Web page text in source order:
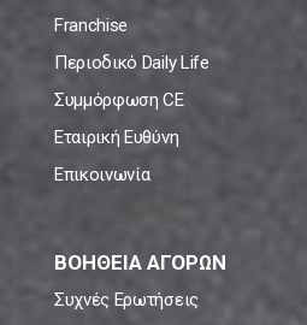
Franchise
Περιοδικό Daily Life
Συμμόρφωση CE
Εταιρική Ευθύνη
Επικοινωνία
ΒΟΗΘΕΙΑ ΑΓΟΡΩΝ
Συχνές Ερωτήσεις